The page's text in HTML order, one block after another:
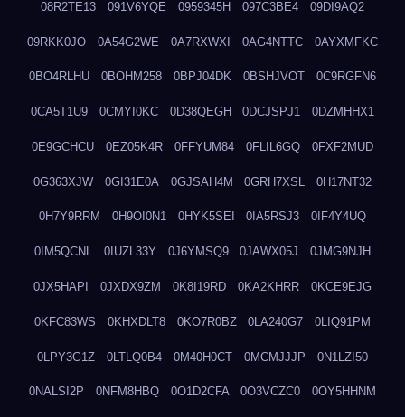
08R2TE13 091V6YQE 0959345H 097C3BE4 09DI9AQ2
09RKK0JO 0A54G2WE 0A7RXWXI 0AG4NTTC 0AYXMFKC
0BO4RLHU 0BOHM258 0BPJ04DK 0BSHJVOT 0C9RGFN6
0CA5T1U9 0CMYI0KC 0D38QEGH 0DCJSPJ1 0DZMHHX1
0E9GCHCU 0EZ05K4R 0FFYUM84 0FLIL6GQ 0FXF2MUD
0G363XJW 0GI31E0A 0GJSAH4M 0GRH7XSL 0H17NT32
0H7Y9RRM 0H9OI0N1 0HYK5SEI 0IA5RSJ3 0IF4Y4UQ
0IM5QCNL 0IUZL33Y 0J6YMSQ9 0JAWX05J 0JMG9NJH
0JX5HAPI 0JXDX9ZM 0K8I19RD 0KA2KHRR 0KCE9EJG
0KFC83WS 0KHXDLT8 0KO7R0BZ 0LA240G7 0LIQ91PM
0LPY3G1Z 0LTLQ0B4 0M40H0CT 0MCMJJJP 0N1LZI50
0NALSI2P 0NFM8HBQ 0O1D2CFA 0O3VCZC0 0OY5HHNM